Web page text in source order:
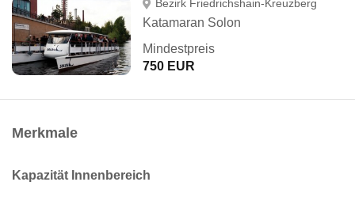
Bezirk Friedrichshain-Kreuzberg
Katamaran Solon
Mindestpreis
750 EUR
Merkmale
Kapazität Innenbereich